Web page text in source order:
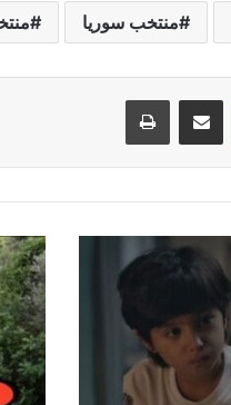
منتخب سوريا
ت
ش
ر
ي
ن
: